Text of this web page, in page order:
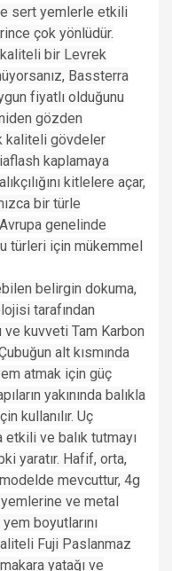
sert yemlerle etkili
çok yönlüdür.
bir Levrek
Bassterra
fiyatlı olduğunu
gözden
kaliteli gövdeler
kaplamaya
kitlelere açar,
bir türle
Avrupa genelinde
türleri için mükemmel
belirgin dokuma,
tarafından
ve kuvveti Tam Karbon
alt kısmında
atmak için güç
yakınında balıkla
kullanılır. Uç
ve balık tutmayı
yaratır. Hafif, orta,
mevcuttur, 4g
ve metal
boyutlarını
Fuji Paslanmaz
yatağı ve